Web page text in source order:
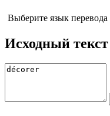
Выберите язык перевода
Исходный текст